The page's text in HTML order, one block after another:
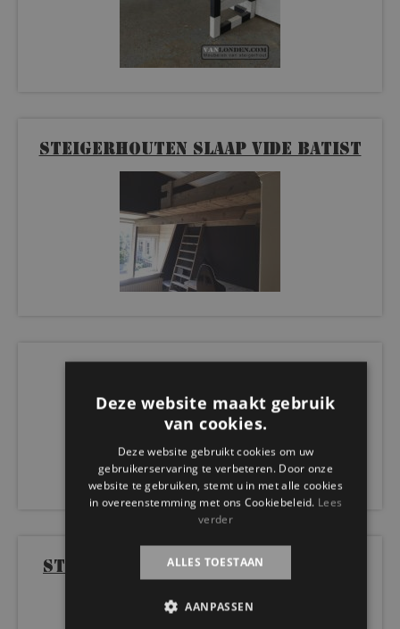
Steigerhouten slaap vide Batist
Steigerhouten vide met kast en
Deze website maakt gebruik
van cookies.
Deze website gebruikt cookies om uw
gebruikerservaring te verbeteren. Door onze
website te gebruiken, stemt u in met alle cookies
in overeenstemming met ons Cookiebeleid. Lees
verder
ALLES TOESTAAN
AANPASSEN